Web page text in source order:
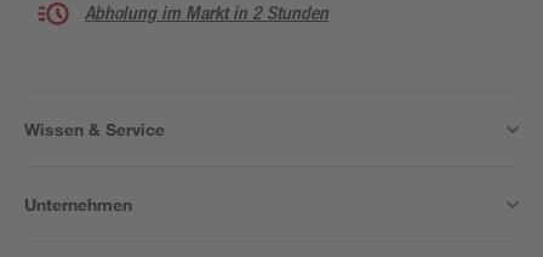
Abholung im Markt in 2 Stunden
Wissen & Service
Unternehmen